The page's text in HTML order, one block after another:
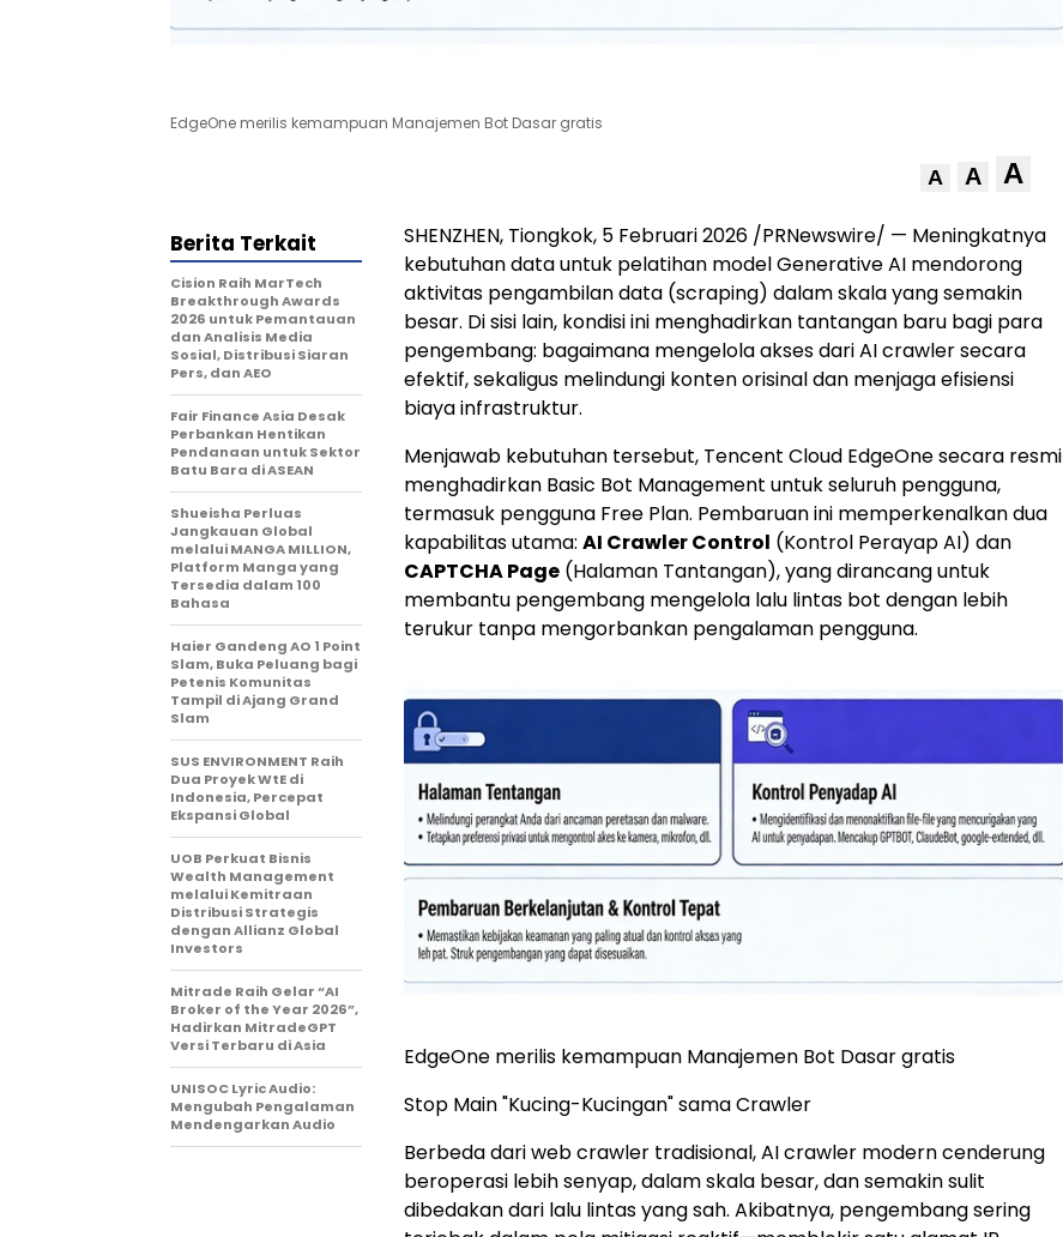
EdgeOne merilis kemampuan Manajemen Bot Dasar gratis
A A A
SHENZHEN, Tiongkok, 5 Februari 2026 /PRNewswire/ — Meningkatnya
kebutuhan data untuk pelatihan model Generative AI mendorong
aktivitas pengambilan data (scraping) dalam skala yang semakin
besar. Di sisi lain, kondisi ini menghadirkan tantangan baru bagi para
pengembang: bagaimana mengelola akses dari AI crawler secara
efektif, sekaligus melindungi konten orisinal dan menjaga efisiensi
biaya infrastruktur.
Menjawab kebutuhan tersebut, Tencent Cloud EdgeOne secara resmi
menghadirkan Basic Bot Management untuk seluruh pengguna,
termasuk pengguna Free Plan. Pembaruan ini memperkenalkan dua
kapabilitas utama: AI Crawler Control (Kontrol Perayap AI) dan
CAPTCHA Page (Halaman Tantangan), yang dirancang untuk
membantu pengembang mengelola lalu lintas bot dengan lebih
terukur tanpa mengorbankan pengalaman pengguna.
EdgeOne merilis kemampuan Manajemen Bot Dasar gratis
Stop Main "Kucing-Kucingan" sama Crawler
Berbeda dari web crawler tradisional, AI crawler modern cenderung
beroperasi lebih senyap, dalam skala besar, dan semakin sulit
dibedakan dari lalu lintas yang sah. Akibatnya, pengembang sering
Berita Terkait
Cision Raih MarTech
Breakthrough Awards
2026 untuk Pemantauan
dan Analisis Media
Sosial, Distribusi Siaran
Pers, dan AEO
Fair Finance Asia Desak
Perbankan Hentikan
Pendanaan untuk Sektor
Batu Bara di ASEAN
Shueisha Perluas
Jangkauan Global
melalui MANGA MILLION,
Platform Manga yang
Tersedia dalam 100
Bahasa
Haier Gandeng AO 1 Point
Slam, Buka Peluang bagi
Petenis Komunitas
Tampil di Ajang Grand
Slam
SUS ENVIRONMENT Raih
Dua Proyek WtE di
Indonesia, Percepat
Ekspansi Global
UOB Perkuat Bisnis
Wealth Management
melalui Kemitraan
Distribusi Strategis
dengan Allianz Global
Investors
Mitrade Raih Gelar “AI
Broker of the Year 2026”,
Hadirkan MitradeGPT
Versi Terbaru di Asia
UNISOC Lyric Audio:
Mengubah Pengalaman
Mendengarkan Audio